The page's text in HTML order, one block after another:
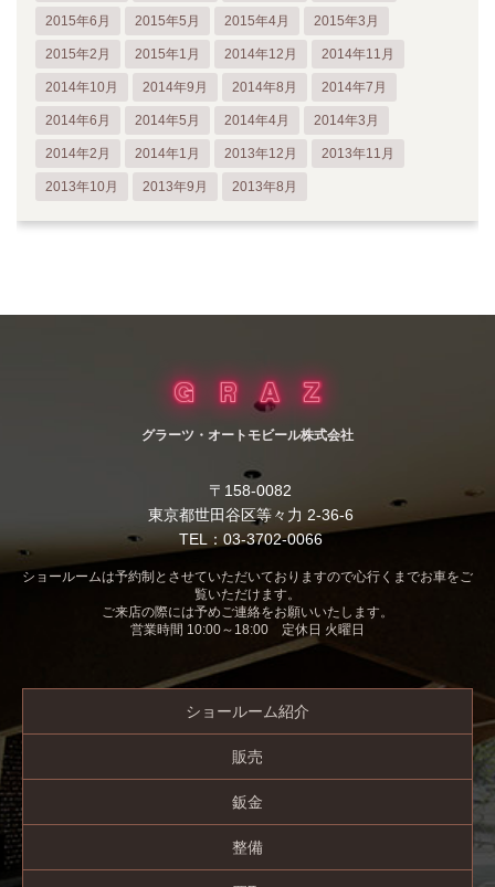
2015年6月 2015年5月 2015年4月 2015年3月
2015年2月 2015年1月 2014年12月 2014年11月
2014年10月 2014年9月 2014年8月 2014年7月
2014年6月 2014年5月 2014年4月 2014年3月
2014年2月 2014年1月 2013年12月 2013年11月
2013年10月 2013年9月 2013年8月
グラーツ・オートモビール株式会社
〒158-0082
東京都世田谷区等々力 2-36-6
TEL：03-3702-0066
ショールームは予約制とさせていただいておりますので心行くまでお車をご
覧いただけます。
ご来店の際には予めご連絡をお願いいたします。
営業時間 10:00～18:00 定休日 火曜日
ショールーム紹介
販売
鈑金
整備